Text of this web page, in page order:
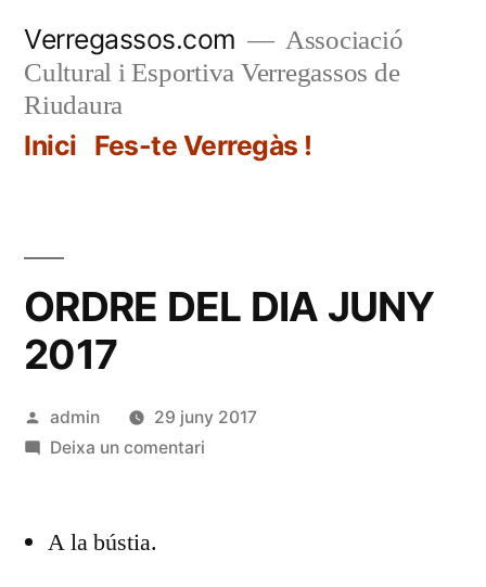
contingut
Verregassos.com
Associació
Cultural i Esportiva Verregassos de
Riudaura
Inici Fes-te Verregàs !
ORDRE DEL DIA JUNY
2017
Publicat
per
admin
29 juny 2017
Deixa un comentaria
A la bústia.